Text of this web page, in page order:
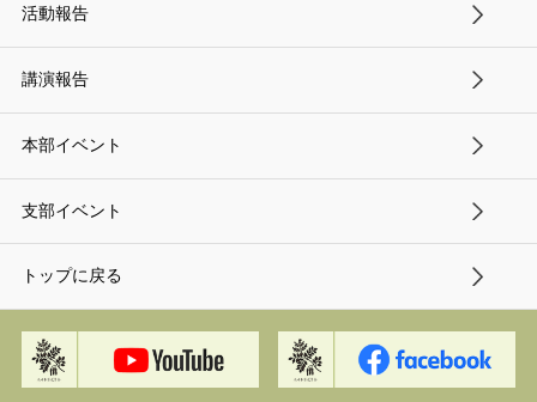
活動報告
講演報告
本部イベント
支部イベント
トップに戻る